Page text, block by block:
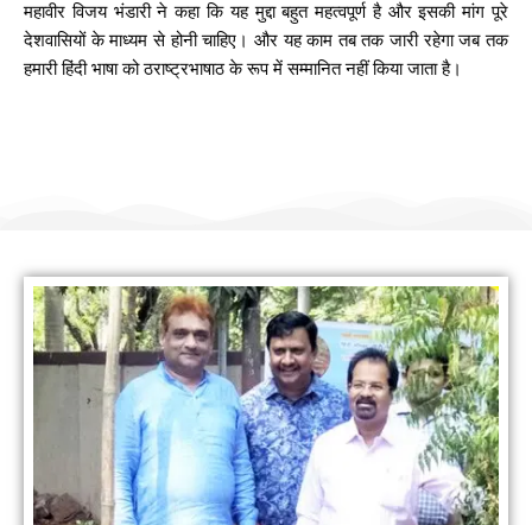
महावीर विजय भंडारी ने कहा कि यह मुद्दा बहुत महत्वपूर्ण है और इसकी मांग पूरे
देशवासियों के माध्यम से होनी चाहिए। और यह काम तब तक जारी रहेगा जब तक
हमारी हिंदी भाषा को ठराष्ट्रभाषाठ के रूप में सम्मानित नहीं किया जाता है।